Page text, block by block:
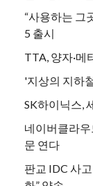
“사용하는 그
5 출시
TTA, 양자·메
'지상의 지하
SK하이닉스,
네이버클라우
문 연다
판교 IDC 사